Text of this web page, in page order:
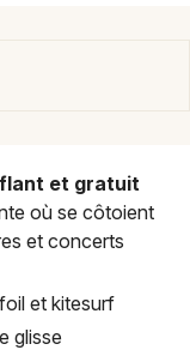
et gratuit
où se côtoient
et concerts
et kitesurf
glisse